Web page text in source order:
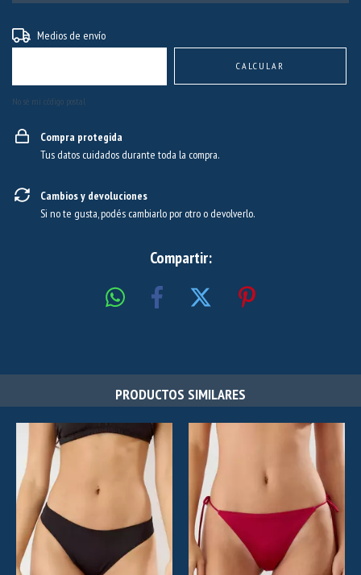
Entregas para el CP:
Medios de envío
CALCULAR
No sé mi código postal
Compra protegida
Tus datos cuidados durante toda la compra.
Cambios y devoluciones
Si no te gusta, podés cambiarlo por otro o devolverlo.
Compartir:
PRODUCTOS SIMILARES